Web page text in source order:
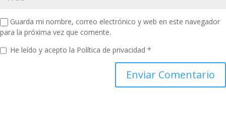
Guarda mi nombre, correo electrónico y web en este navegador
para la próxima vez que comente.
He leído y acepto la Política de privacidad *